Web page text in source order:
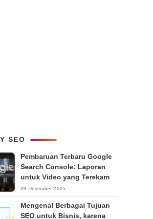
SEO
Pembaruan Terbaru Google
Search Console: Laporan
untuk Video yang Terekam
29 Desember 2025
Mengenal Berbagai Tujuan
SEO untuk Bisnis, karena